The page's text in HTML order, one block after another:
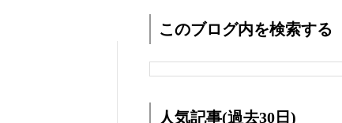
このブログ内を検索する
人気記事(過去30日)